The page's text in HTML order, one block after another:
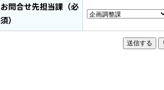
お問合せ先担当課（必
須）